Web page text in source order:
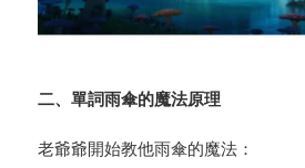
二、單詞雨傘的魔法原理
老爺爺開始教他雨傘的魔法：